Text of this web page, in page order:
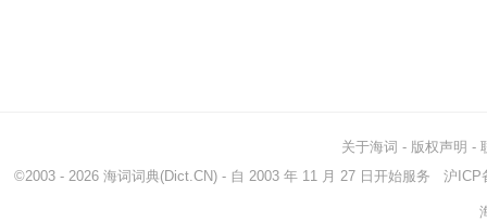
关于海词 - 版权声明 -
©2003 - 2026 海词词典(Dict.CN) - 自 2003 年 11 月 27 日开始服务 沪ICP